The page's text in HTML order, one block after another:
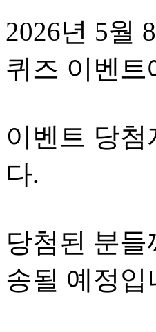
2026년 5월
퀴즈 이벤
이벤트 당
다.
당첨된 분
송될 예정입